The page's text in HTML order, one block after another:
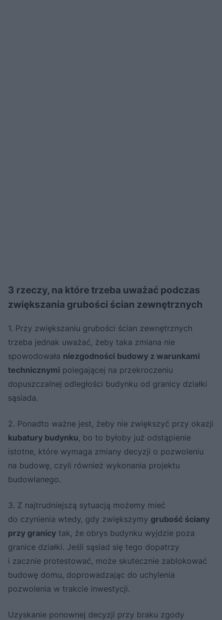
3 rzeczy, na które trzeba uważać podczas
zwiększania grubości ścian zewnętrznych
1. Przy zwiększaniu grubości ścian zewnętrznych
trzeba jednak uważać, żeby taka zmiana nie
spowodowała niezgodności budowy z warunkami
technicznymi polegającej na przekroczeniu
dopuszczalnej odległości budynku od granicy działki
sąsiada.
2. Ponadto ważne jest, żeby nie zwiększyć przy okazji
kubatury budynku, bo to byłoby już odstąpienie
istotne, które wymaga zmiany decyzji o pozwoleniu
na budowę, czyli również wykonania projektu
budowlanego.
3. Z najtrudniejszą sytuacją możemy mieć
do czynienia wtedy, gdy zwiększymy grubość ściany
przy granicy tak, że obrys budynku wyjdzie poza
granice działki. Jeśli sąsiad się tego dopatrzy
i zacznie protestować, może skutecznie zablokować
budowę domu, doprowadzając do uchylenia
pozwolenia w trakcie inwestycji.
Uzyskanie ponownej decyzji przy braku zgody